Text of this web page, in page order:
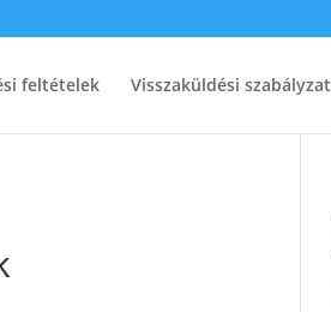
feltételek Visszaküldési szabályzat